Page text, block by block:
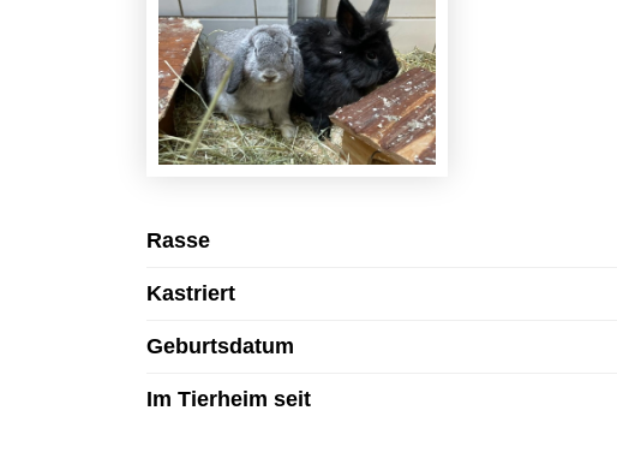
Rasse
Kastriert
Geburtsdatum
Im Tierheim seit